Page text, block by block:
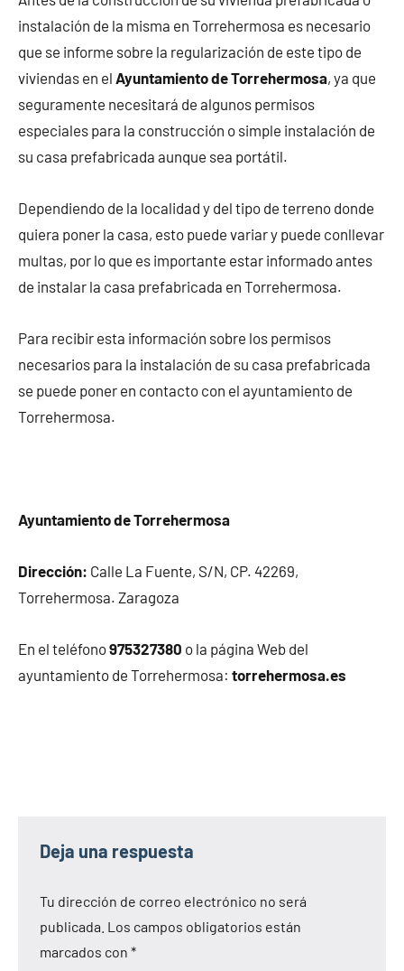
instalación de la misma en Torrehermosa es necesario
que se informe sobre la regularización de este tipo de
viviendas en el Ayuntamiento de Torrehermosa, ya que
seguramente necesitará de algunos permisos
especiales para la construcción o simple instalación de
su casa prefabricada aunque sea portátil.
Dependiendo de la localidad y del tipo de terreno donde
quiera poner la casa, esto puede variar y puede conllevar
multas, por lo que es importante estar informado antes
de instalar la casa prefabricada en Torrehermosa.
Para recibir esta información sobre los permisos
necesarios para la instalación de su casa prefabricada
se puede poner en contacto con el ayuntamiento de
Torrehermosa.
Ayuntamiento de Torrehermosa
Dirección: Calle La Fuente, S/N, CP. 42269,
Torrehermosa. Zaragoza
En el teléfono975327380 o la página Web del
ayuntamiento de Torrehermosa: torrehermosa.es
Deja una respuesta
Tu dirección de correo electrónico no será
publicada. Los campos obligatorios están
marcados con *